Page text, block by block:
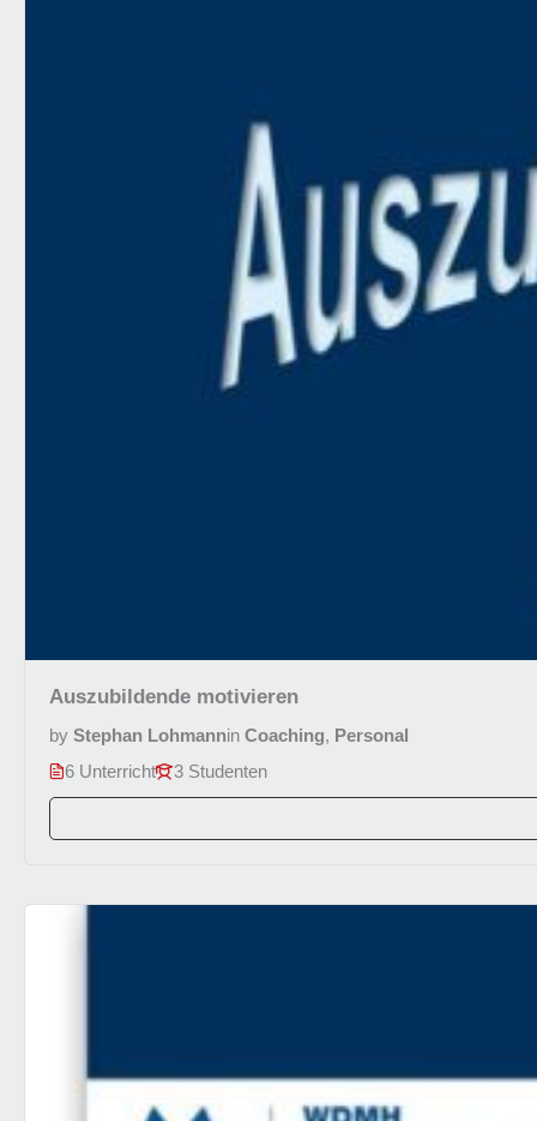
Auszubildende motivieren
by Stephan Lohmannin Coaching, Personal
6 Unterricht
3 Studenten